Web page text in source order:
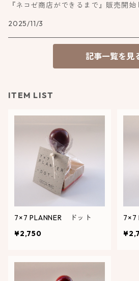
『ネコゼ商店ができるまで』販売開始
2025/11/3
記事一覧を見
ITEM LIST
7×7 PLANNER ドット
¥2,750
7×7